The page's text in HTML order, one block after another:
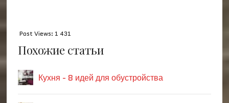
Post Views: 1 431
Похожие статьи
Кухня - 8 идей для обустройства